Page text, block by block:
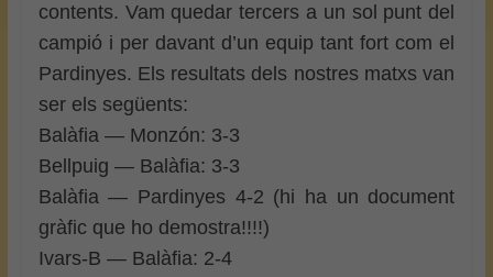
contents. Vam quedar tercers a un sol punt del
campió i per davant d’un equip tant fort com el
Pardinyes. Els resultats dels nostres matxs van
ser els següents:
Balàfia — Monzón: 3-3
Bellpuig — Balàfia: 3-3
Balàfia — Pardinyes 4-2 (hi ha un document
gràfic que ho demostra!!!!)
Ivars-B — Balàfia: 2-4